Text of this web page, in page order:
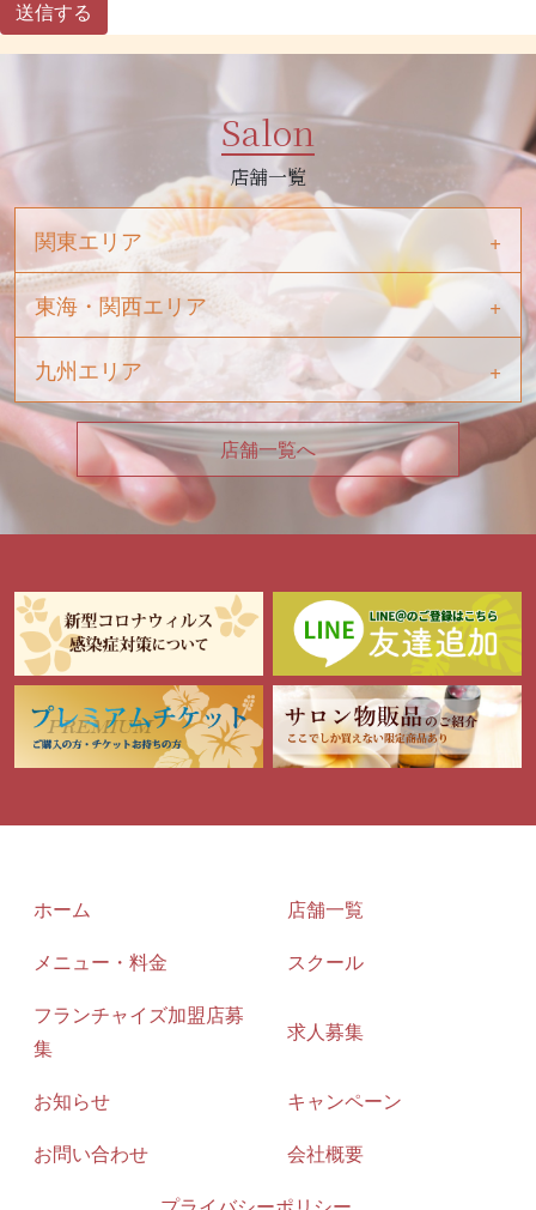
Salon
店舗一覧
関東エリア
東海・関西エリア
九州エリア
店舗一覧へ
ホーム
店舗一覧
メニュー・料金
スクール
フランチャイズ加盟店募
集
求人募集
お知らせ
キャンペーン
お問い合わせ
会社概要